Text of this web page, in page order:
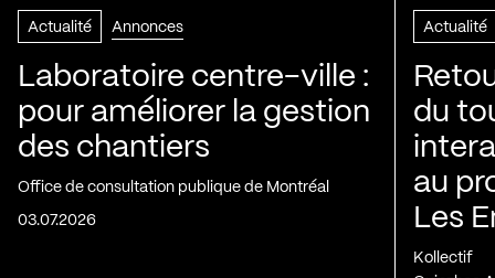
Actualité Annonces
Laboratoire centre-ville :
pour améliorer la gestion
des chantiers
Office de consultation publique de Montréal
03.07.2026
Actualité
du
au
Les
Kollectif